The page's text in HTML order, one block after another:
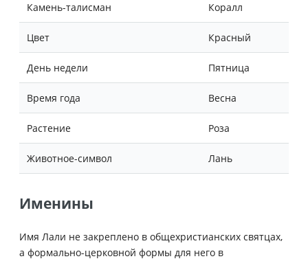
Камень-талисман Коралл
Цвет Красный
День недели Пятница
Время года Весна
Растение Роза
Животное-символ Лань
Именины
Имя Лали не закреплено в общехристианских святцах,
а формально-церковной формы для него в